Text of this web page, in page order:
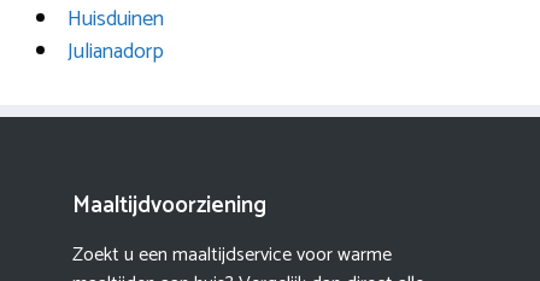
Huisduinen
Julianadorp
Maaltijdvoorziening
Zoekt u een maaltijdservice voor warme